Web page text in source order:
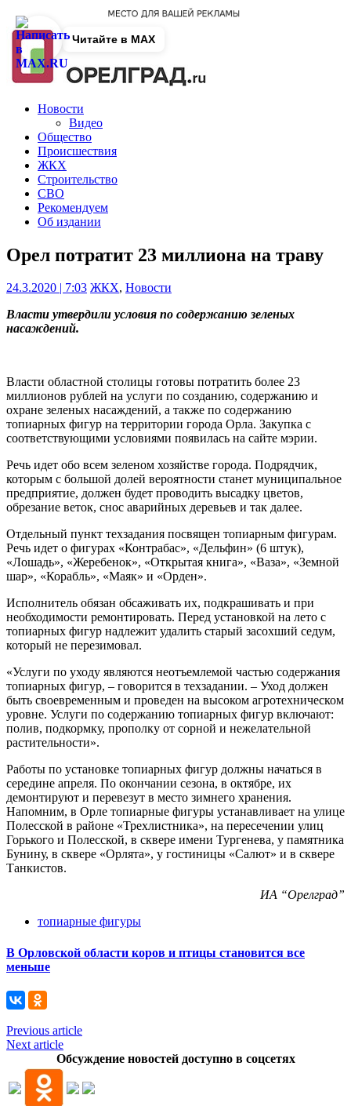
Новости
Видео
Общество
Происшествия
ЖКХ
Строительство
СВО
Рекомендуем
Об издании
Орел потратит 23 миллиона на траву
24.3.2020 | 7:03 ЖКХ, Новости
Власти утвердили условия по содержанию зеленых
насаждений.
Власти областной столицы готовы потратить более 23
миллионов рублей на услуги по созданию, содержанию и
охране зеленых насаждений, а также по содержанию
топиарных фигур на территории города Орла. Закупка с
соответствующими условиями появилась на сайте мэрии.
Речь идет обо всем зеленом хозяйстве города. Подрядчик,
которым с большой долей вероятности станет муниципальное
предприятие, должен будет проводить высадку цветов,
обрезание веток, снос аварийных деревьев и так далее.
Отдельный пункт техзадания посвящен топиарным фигурам.
Речь идет о фигурах «Контрабас», «Дельфин» (6 штук),
«Лошадь», «Жеребенок», «Открытая книга», «Ваза», «Земной
шар», «Корабль», «Маяк» и «Орден».
Исполнитель обязан обсаживать их, подкрашивать и при
необходимости ремонтировать. Перед установкой на лето с
топиарных фигур надлежит удалить старый засохший седум,
который не перезимовал.
«Услуги по уходу являются неотъемлемой частью содержания
топиарных фигур, – говорится в техзадании. – Уход должен
быть своевременным и проведен на высоком агротехническом
уровне. Услуги по содержанию топиарных фигур включают:
полив, подкормку, прополку от сорной и нежелательной
растительности».
Работы по установке топиарных фигур должны начаться в
середине апреля. По окончании сезона, в октябре, их
демонтируют и перевезут в место зимнего хранения.
Напомним, в Орле топиарные фигуры устанавливает на улице
Полесской в районе «Трехлистника», на пересечении улиц
Горького и Полесской, в сквере имени Тургенева, у памятника
Бунину, в сквере «Орлята», у гостиницы «Салют» и в сквере
Танкистов.
ИА “Орелград”
топиарные фигуры
В Орловской области коров и птицы становится все
меньше
Previous article
Next article
Обсуждение новостей доступно в соцсетях
Читайте в MAX